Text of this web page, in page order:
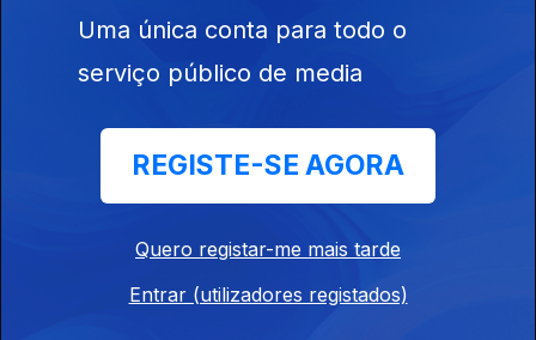
Zeca Baleiro & Teresa Salgueiro - "Ondas"
juntos numa gravação de 2002.
Delfins & Paulinho Moska - "Através da
Num período de grande sucesso, os Delfins gravaram o álbum
Uma única conta para todo o
serviço público de media
REGISTE-SE AGORA
Quero registar-me mais tarde
Entrar (utilizadores registados)